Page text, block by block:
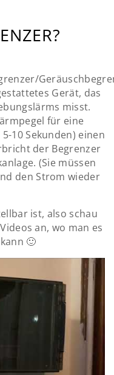
Gerät, das
misst.
für eine
10 Sekunden) einen
der Begrenzer
(Sie müssen
den Strom wieder
ist, also schau
an, wo man es
🙂